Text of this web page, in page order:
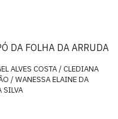
DA FOLHA DA ARRUDA
ALVES COSTA / CLEDIANA
/ WANESSA ELAINE DA
SILVA